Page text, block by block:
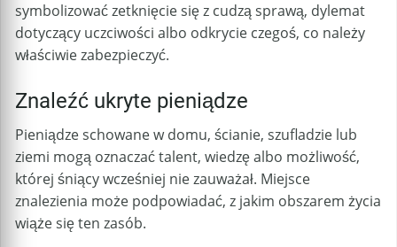
symbolizować zetknięcie się z cudzą sprawą, dylemat
dotyczący uczciwości albo odkrycie czegoś, co należy
właściwie zabezpieczyć.
Znaleźć ukryte pieniądze
Pieniądze schowane w domu, ścianie, szufladzie lub
ziemi mogą oznaczać talent, wiedzę albo możliwość,
której śniący wcześniej nie zauważał. Miejsce
znalezienia może podpowiadać, z jakim obszarem życia
wiąże się ten zasób.